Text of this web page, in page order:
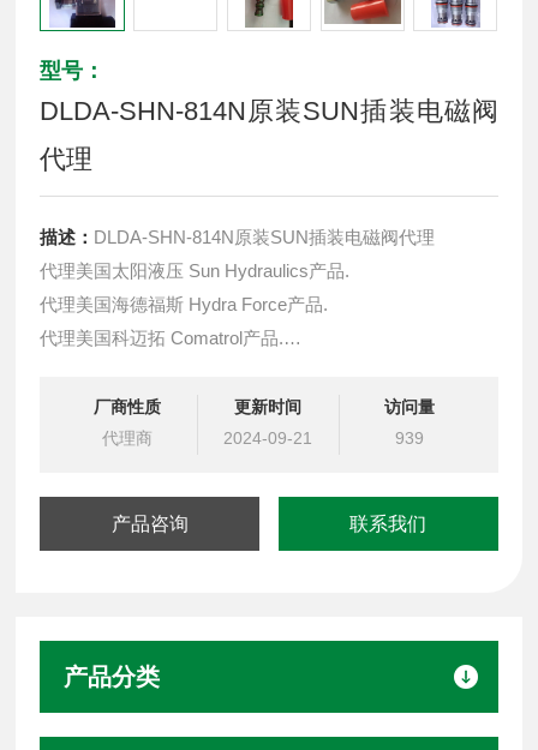
型号：
DLDA-SHN-814N原装SUN插装电磁阀
代理
描述： DLDA-SHN-814N原装SUN插装电磁阀代理
代理美国太阳液压 Sun Hydraulics产品.
代理美国海德福斯 Hydra Force产品.
代理美国科迈拓 Comatrol产品.
提供油路系统设计,油路块设计,阀块设计与选型
液压油缸，经销力士乐、派克、中国台湾北部等液压元件
厂商性质
代理商
更新时间
2024-09-21
访问量
939
产品咨询 联系我们
产品分类